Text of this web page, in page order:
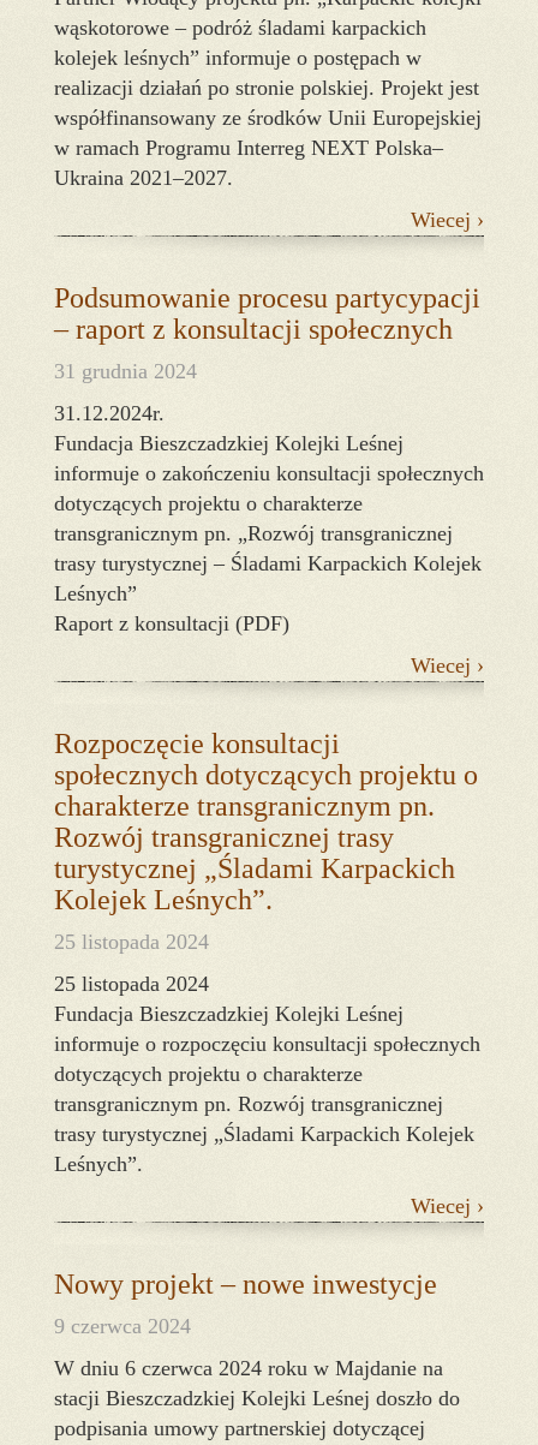
wąskotorowe – podróż śladami karpackich
kolejek leśnych” informuje o postępach w
realizacji działań po stronie polskiej. Projekt jest
współfinansowany ze środków Unii Europejskiej
w ramach Programu Interreg NEXT Polska–
Ukraina 2021–2027.
Wiecej ›
Podsumowanie procesu partycypacji
– raport z konsultacji społecznych
31 grudnia 2024
31.12.2024r.
Fundacja Bieszczadzkiej Kolejki Leśnej
informuje o zakończeniu konsultacji społecznych
dotyczących projektu o charakterze
transgranicznym pn. „Rozwój transgranicznej
trasy turystycznej – Śladami Karpackich Kolejek
Leśnych”
Raport z konsultacji (PDF)
Wiecej ›
Rozpoczęcie konsultacji
społecznych dotyczących projektu o
charakterze transgranicznym pn.
Rozwój transgranicznej trasy
turystycznej „Śladami Karpackich
Kolejek Leśnych”.
25 listopada 2024
25 listopada 2024
Fundacja Bieszczadzkiej Kolejki Leśnej
informuje o rozpoczęciu konsultacji społecznych
dotyczących projektu o charakterze
transgranicznym pn. Rozwój transgranicznej
trasy turystycznej „Śladami Karpackich Kolejek
Leśnych”.
Wiecej ›
Nowy projekt – nowe inwestycje
9 czerwca 2024
W dniu 6 czerwca 2024 roku w Majdanie na
stacji Bieszczadzkiej Kolejki Leśnej doszło do
podpisania umowy partnerskiej dotyczącej